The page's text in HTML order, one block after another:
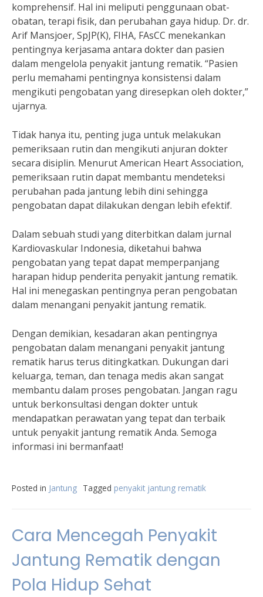
komprehensif. Hal ini meliputi penggunaan obat-
obatan, terapi fisik, dan perubahan gaya hidup. Dr. dr.
Arif Mansjoer, SpJP(K), FIHA, FAsCC menekankan
pentingnya kerjasama antara dokter dan pasien
dalam mengelola penyakit jantung rematik. “Pasien
perlu memahami pentingnya konsistensi dalam
mengikuti pengobatan yang diresepkan oleh dokter,”
ujarnya.
Tidak hanya itu, penting juga untuk melakukan
pemeriksaan rutin dan mengikuti anjuran dokter
secara disiplin. Menurut American Heart Association,
pemeriksaan rutin dapat membantu mendeteksi
perubahan pada jantung lebih dini sehingga
pengobatan dapat dilakukan dengan lebih efektif.
Dalam sebuah studi yang diterbitkan dalam jurnal
Kardiovaskular Indonesia, diketahui bahwa
pengobatan yang tepat dapat memperpanjang
harapan hidup penderita penyakit jantung rematik.
Hal ini menegaskan pentingnya peran pengobatan
dalam menangani penyakit jantung rematik.
Dengan demikian, kesadaran akan pentingnya
pengobatan dalam menangani penyakit jantung
rematik harus terus ditingkatkan. Dukungan dari
keluarga, teman, dan tenaga medis akan sangat
membantu dalam proses pengobatan. Jangan ragu
untuk berkonsultasi dengan dokter untuk
mendapatkan perawatan yang tepat dan terbaik
untuk penyakit jantung rematik Anda. Semoga
informasi ini bermanfaat!
Posted in Jantung Tagged penyakit jantung rematik
Cara Mencegah Penyakit
Jantung Rematik dengan
Pola Hidup Sehat